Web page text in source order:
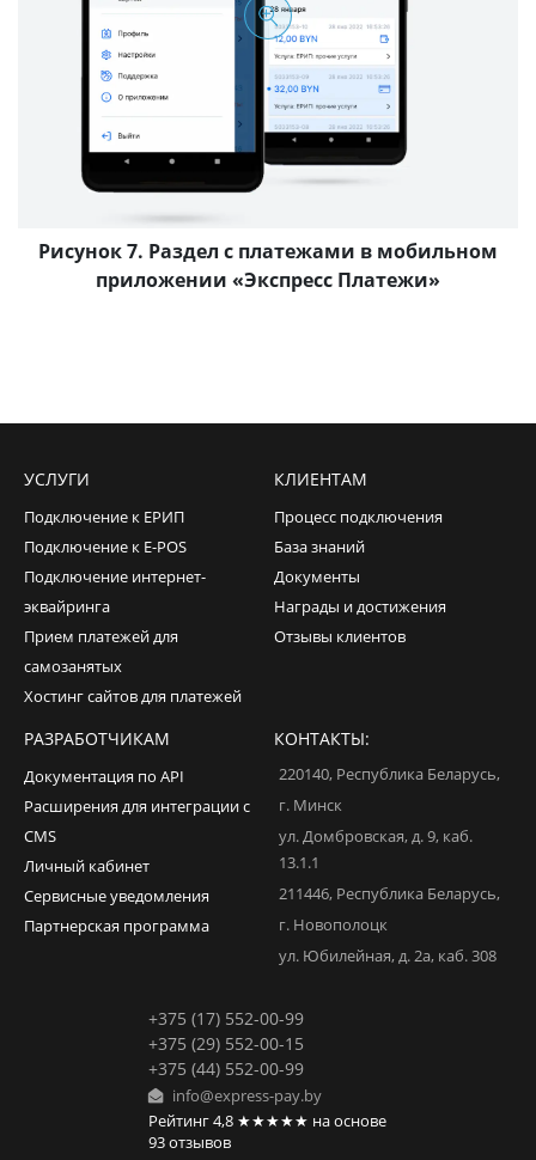
Рисунок 7. Раздел с платежами в мобильном
приложении «Экспресс Платежи»
УСЛУГИ
Подключение к ЕРИП
Подключение к E-POS
Подключение интернет-
эквайринга
Прием платежей для
самозанятых
Хостинг сайтов для платежей
КЛИЕНТАМ
Процесс подключения
База знаний
Документы
Награды и достижения
Отзывы клиентов
РАЗРАБОТЧИКАМ
Документация по API
Расширения для интеграции с
CMS
Личный кабинет
Сервисные уведомления
Партнерская программа
КОНТАКТЫ:
220140, Республика Беларусь,
г. Минск
ул. Домбровская, д. 9, каб.
13.1.1
211446, Республика Беларусь,
г. Новополоцк
ул. Юбилейная, д. 2а, каб. 308
+375 (17) 552-00-99
+375 (29) 552-00-15
+375 (44) 552-00-99
info@express-pay.by
Рейтинг4,8 ★★★★★ на основе
93отзывов